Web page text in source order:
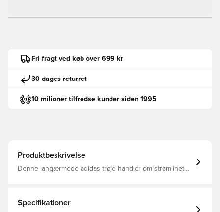
Fri fragt ved køb over 699 kr
30 dages returret
10 milioner tilfredse kunder siden 1995
Produktbeskrivelse
Denne langærmede adidas-trøje handler om strømlinet
pasform Rund hals Hovedmateriale: 79% Polyester(100%
Genbrugs) / 21% Elastan
Specifikationer